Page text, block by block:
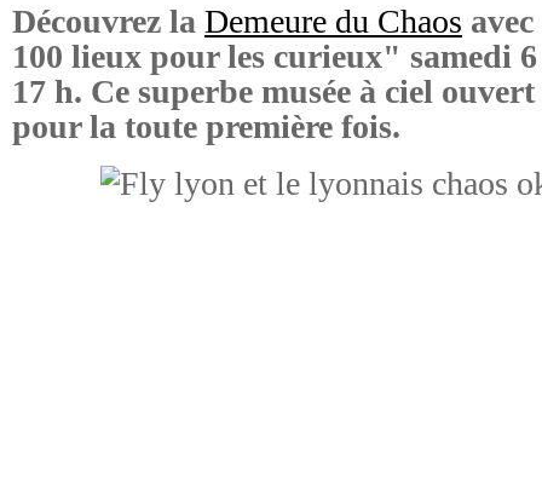
Découvrez la Demeure du Chaos
100 lieux pour les curieux" samedi
17 h. Ce superbe musée à ciel
pour la toute première fois.